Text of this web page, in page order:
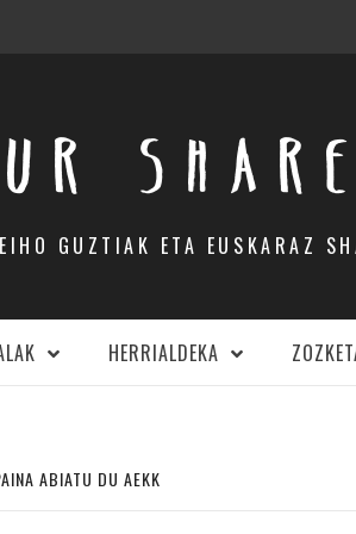
GUZTIAK ETA EUSKARAZ
HERRIALDEKA
ABIATU DU AEKK